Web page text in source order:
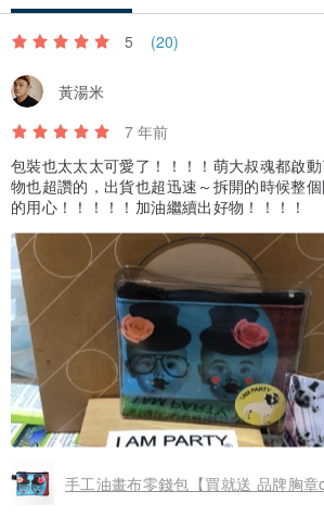
5 (20)
黃湯米
7 年前
包裝也太太太可愛了！！！！萌大叔魂都啟
物也超讚的，出貨也超迅速～拆開的時候整
的用心！！！！！加油繼續出好物！！！！
手工油畫布零錢包【買就送 品牌胸章